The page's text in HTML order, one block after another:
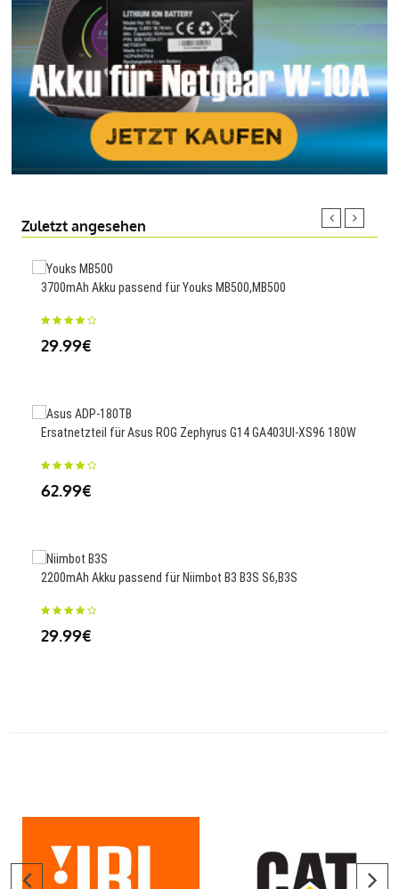
Zuletzt angesehen
3700mAh Akku passend für Youks MB500,MB500
29.99€
Ersatnetzteil für Asus ROG Zephyrus G14 GA403UI-XS96 180W
62.99€
2200mAh Akku passend für Niimbot B3 B3S S6,B3S
29.99€